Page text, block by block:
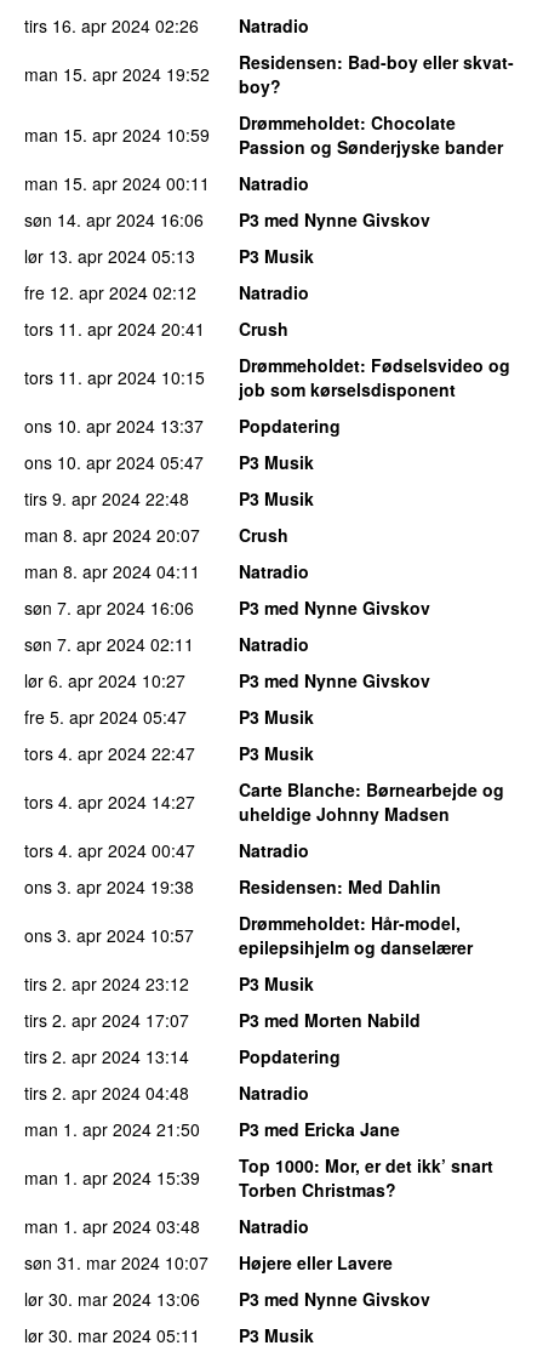
tirs 16. apr 2024 02:26
Natradio
man 15. apr 2024 19:52 Residensen: Bad-boy eller skvat-
boy?
man 15. apr 2024 10:59 Drømmeholdet: Chocolate
Passion og Sønderjyske bander
man 15. apr 2024 00:11
Natradio
søn 14. apr 2024 16:06
P3 med Nynne Givskov
lør 13. apr 2024 05:13
P3 Musik
fre 12. apr 2024 02:12
Natradio
tors 11. apr 2024 20:41
Crush
tors 11. apr 2024 10:15 Drømmeholdet: Fødselsvideo og
job som kørselsdisponent
ons 10. apr 2024 13:37
Popdatering
ons 10. apr 2024 05:47
P3 Musik
tirs 9. apr 2024 22:48
P3 Musik
man 8. apr 2024 20:07
Crush
man 8. apr 2024 04:11
Natradio
søn 7. apr 2024 16:06
P3 med Nynne Givskov
søn 7. apr 2024 02:11
Natradio
lør 6. apr 2024 10:27
P3 med Nynne Givskov
fre 5. apr 2024 05:47
P3 Musik
tors 4. apr 2024 22:47
P3 Musik
tors 4. apr 2024 14:27 Carte Blanche: Børnearbejde og
uheldige Johnny Madsen
tors 4. apr 2024 00:47
Natradio
ons 3. apr 2024 19:38 Residensen: Med Dahlin
ons 3. apr 2024 10:57 Drømmeholdet: Hår-model,
epilepsihjelm og danselærer
tirs 2. apr 2024 23:12
P3 Musik
tirs 2. apr 2024 17:07
P3 med Morten Nabild
tirs 2. apr 2024 13:14
Popdatering
tirs 2. apr 2024 04:48
Natradio
man 1. apr 2024 21:50
P3 med Ericka Jane
man 1. apr 2024 15:39 Top 1000: Mor, er det ikk’ snart
Torben Christmas?
man 1. apr 2024 03:48
Natradio
søn 31. mar 2024 10:07
Højere eller Lavere
lør 30. mar 2024 13:06
P3 med Nynne Givskov
lør 30. mar 2024 05:11
P3 Musik